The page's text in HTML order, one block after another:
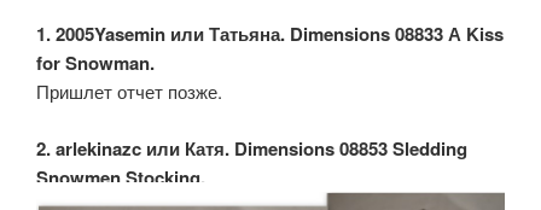
1. 2005Yasemin или Татьяна. Dimensions 08833 А Kiss
for Snowman.
Пришлет отчет позже.
2. arlekinazc или Катя. Dimensions 08853 Sledding
Snowmen Stocking.